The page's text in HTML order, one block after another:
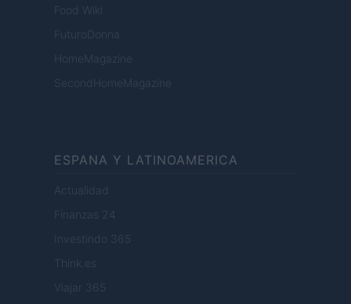
Food Wiki
FuturoDonna
HomeMagazine
SecondHomeMagazine
ESPANA Y LATINOAMERICA
Actualidad
Finanzas 24
Investindo 365
Think.es
Viajar 365